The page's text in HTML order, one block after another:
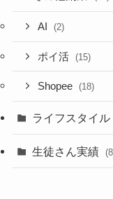
AI (2)
ポイ活 (15)
Shopee (18)
ライフスタイル
生徒さん実績